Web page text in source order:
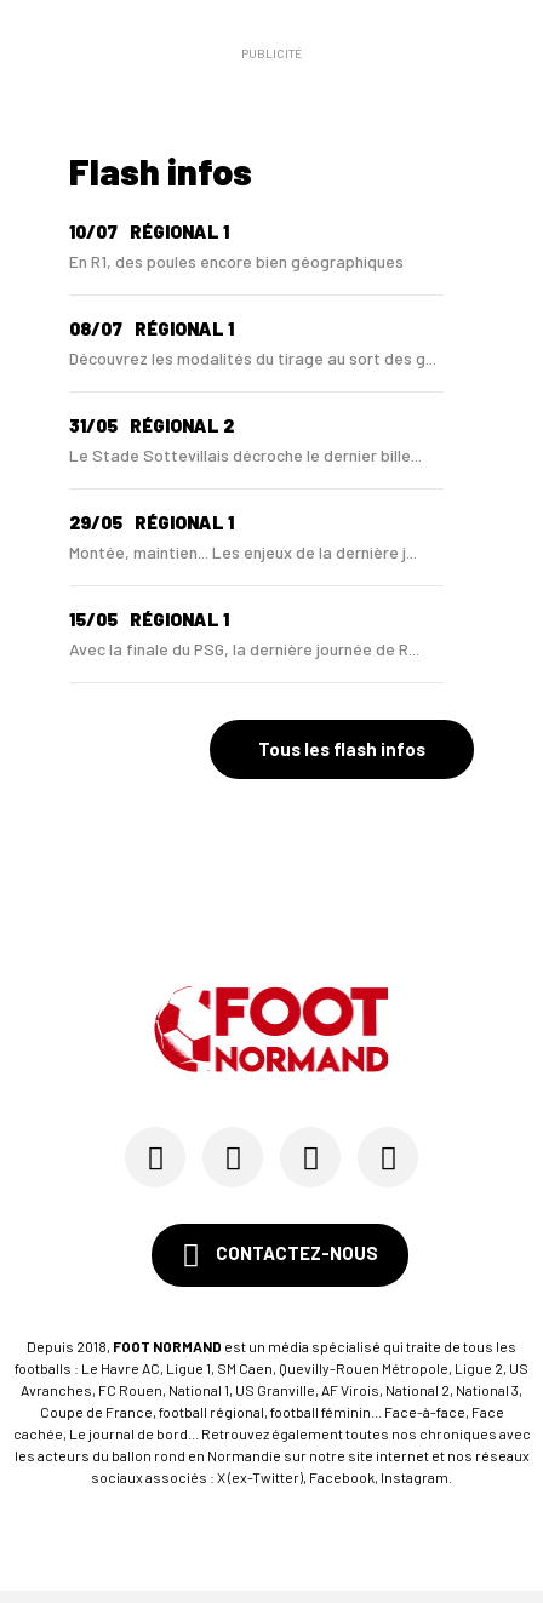
PUBLICITÉ
Flash infos
10/07 RÉGIONAL 1
En R1, des poules encore bien géographiques
08/07 RÉGIONAL 1
Découvrez les modalités du tirage au sort des g...
31/05 RÉGIONAL 2
Le Stade Sottevillais décroche le dernier bille...
29/05 RÉGIONAL 1
Montée, maintien... Les enjeux de la dernière j...
15/05 RÉGIONAL 1
Avec la finale du PSG, la dernière journée de R...
RÉGIONAL 1
Au Bayeux FC, Eric Fouda a annoncé son départ
Tous les flash infos
CONTACTEZ-NOUS
Depuis 2018, FOOT NORMAND est un média spécialisé qui traite de tous les
footballs : Le Havre AC, Ligue 1, SM Caen, Quevilly-Rouen Métropole, Ligue 2, US
Avranches, FC Rouen, National 1, US Granville, AF Virois, National 2, National 3,
Coupe de France, football régional, football féminin... Face-à-face, Face
cachée, Le journal de bord... Retrouvez également toutes nos chroniques avec
les acteurs du ballon rond en Normandie sur notre site internet et nos réseaux
sociaux associés : X (ex-Twitter), Facebook, Instagram.